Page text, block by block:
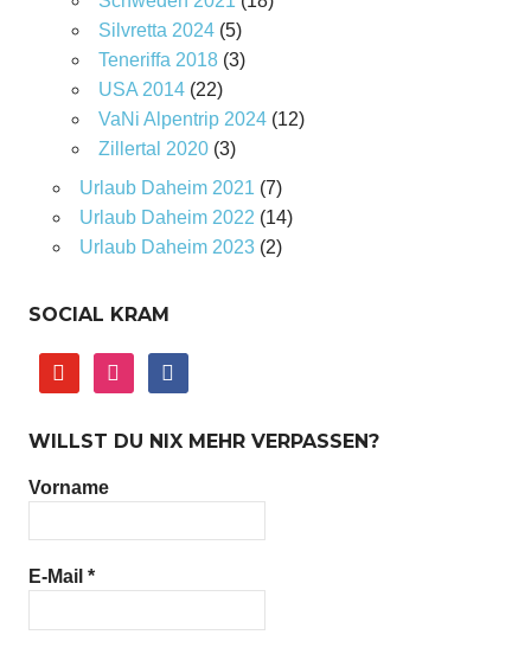
Silvretta 2024(5)
Teneriffa 2018(3)
USA 2014(22)
VaNi Alpentrip 2024(12)
Zillertal 2020(3)
Urlaub Daheim 2021 (7)
Urlaub Daheim 2022 (14)
Urlaub Daheim 2023(2)
SOCIAL KRAM
youtube instagramfacebook
WILLST DU NIX MEHR VERPASSEN?
Vorname
E-Mail *